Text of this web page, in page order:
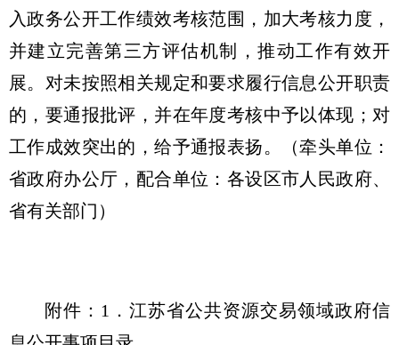
入政务公开工作绩效考核范围，加大考核力度，
并建立完善第三方评估机制，推动工作有效开
展。对未按照相关规定和要求履行信息公开职责
的，要通报批评，并在年度考核中予以体现；对
工作成效突出的，给予通报表扬。（牵头单位：
省政府办公厅，配合单位：各设区市人民政府、
省有关部门）
附件：1．江苏省公共资源交易领域政府信